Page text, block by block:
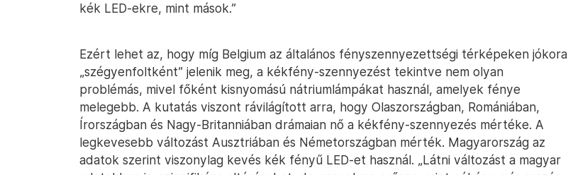
kék LED-ekre, mint mások.”
Ezért lehet az, hogy míg Belgium az általános fényszennyezettségi térképeken jókora
„szégyenfoltként” jelenik meg, a kékfény-szennyezést tekintve nem olyan
problémás, mivel főként kisnyomású nátriumlámpákat használ, amelyek fénye
melegebb. A kutatás viszont rávilágított arra, hogy Olaszországban, Romániában,
Írországban és Nagy-Britanniában drámaian nő a kékfény-szennyezés mértéke. A
legkevesebb változást Ausztriában és Németországban mérték. Magyarország az
adatok szerint viszonylag kevés kék fényű LED-et használ. „Látni változást a magyar